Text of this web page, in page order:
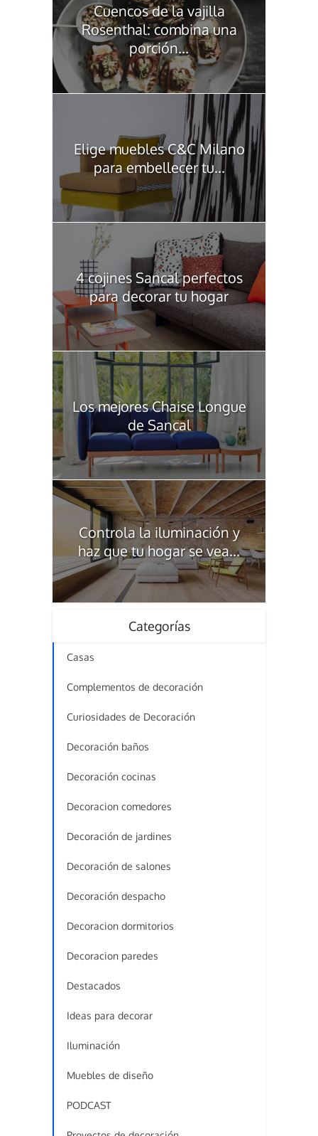
Cuencos de la vajilla
Rosenthal: combina una
porción...
Elige muebles C&C Milano
para embellecer tu...
4 cojines Sancal perfectos
para decorar tu hogar
Los mejores Chaise Longue
de Sancal
Controla la iluminación y
haz que tu hogar se vea...
Categorías
Casas
Complementos de decoración
Curiosidades de Decoración
Decoración baños
Decoración cocinas
Decoracion comedores
Decoración de jardines
Decoración de salones
Decoración despacho
Decoracion dormitorios
Decoracion paredes
Destacados
Ideas para decorar
Iluminación
Muebles de diseño
PODCAST